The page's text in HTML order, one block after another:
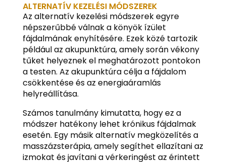
ALTERNATÍV KEZELÉSI MÓDSZEREK
Az alternatív kezelési módszerek egyre
népszerűbbé válnak a könyök ízület
fájdalmának enyhítésére. Ezek közé tartozik
például az akupunktúra, amely során vékony
tűket helyeznek el meghatározott pontokon
a testen. Az akupunktúra célja a fájdalom
csökkentése és az energiaáramlás
helyreállítása.
Számos tanulmány kimutatta, hogy ez a
módszer hatékony lehet krónikus fájdalmak
esetén. Egy másik alternatív megközelítés a
masszázsterápia, amely segíthet ellazítani az
izmokat és javítani a vérkeringést az érintett